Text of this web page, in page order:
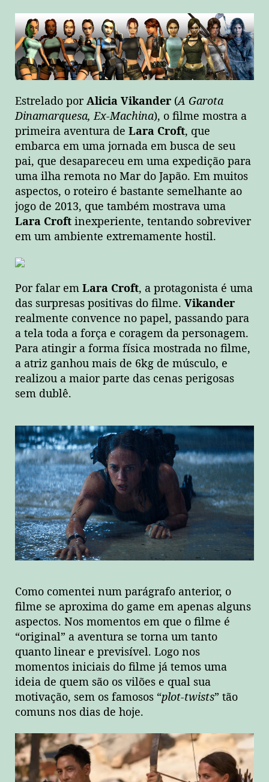
Estrelado porAlicia Vikander (A Garota
Dinamarquesa, Ex-Machina), o filme mostra a
primeira aventura de Lara Croft, que
embarca em uma jornada em busca de seu
pai, que desapareceu em uma expedição para
uma ilha remota no Mar do Japão. Em muitos
aspectos, o roteiro é bastante semelhante ao
jogo de 2013, que também mostrava uma
Lara Croft inexperiente, tentando sobreviver
em um ambiente extremamente hostil.
Por falar em Lara Croft, a protagonista é uma
das surpresas positivas do filme. Vikander
realmente convence no papel, passando para
a tela toda a força e coragem da personagem.
Para atingir a forma física mostrada no filme,
a atriz ganhou mais de 6kg de músculo, e
realizou a maior parte das cenas perigosas
sem dublê.
Como comentei num parágrafo anterior, o
filme se aproxima do game em apenas alguns
aspectos. Nos momentos em que o filme é
“original” a aventura se torna um tanto
quanto linear e previsível. Logo nos
momentos iniciais do filme já temos uma
ideia de quem são os vilões e qual sua
motivação, sem os famosos “plot-twists” tão
comuns nos dias de hoje.